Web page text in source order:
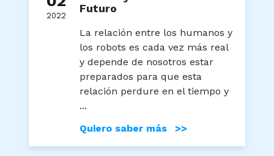
2022
Futuro
La relación entre los humanos y
los robots es cada vez más real
y depende de nosotros estar
preparados para que esta
relación perdure en el tiempo y
...
Quiero saber más >>